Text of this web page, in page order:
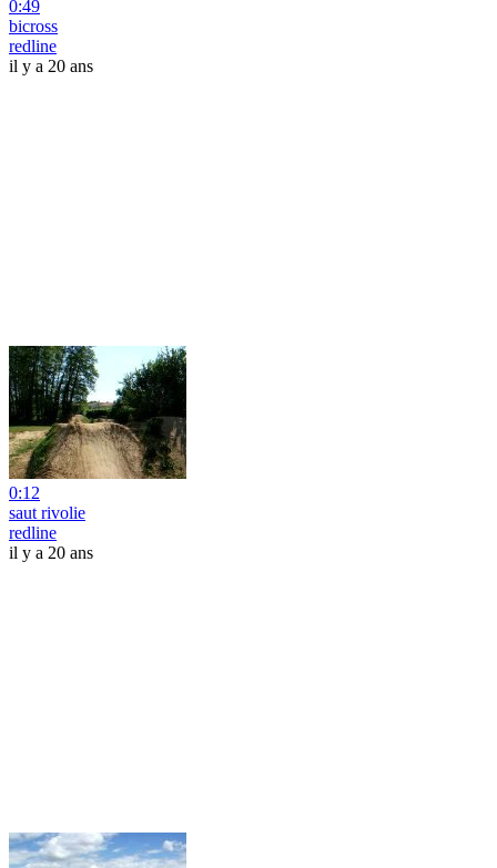
0:49
bicross
redline
il y a 20 ans
0:12
saut rivolie
redline
il y a 20 ans